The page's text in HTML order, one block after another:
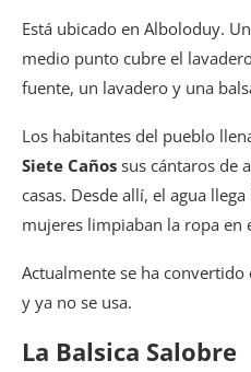
Está ubicado en Alboloduy.
medio punto cubre el
fuente, un lavadero y una
Los habitantes del pueblo
Siete Caños sus cántaros de
casas. Desde allí, el agua
mujeres limpiaban la ropa en
Actualmente se ha convertido
y ya no se usa.
La Balsica Salobre